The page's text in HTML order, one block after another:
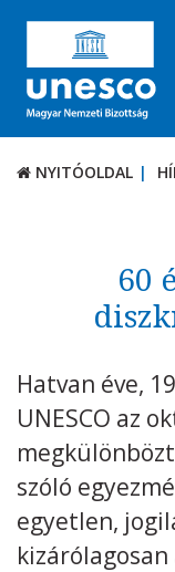
NYITÓOLDAL
KAPCSOLAT
NYITÓOLDAL
60
Hatvan éve,
UNESCO az
szóló
egyetlen,